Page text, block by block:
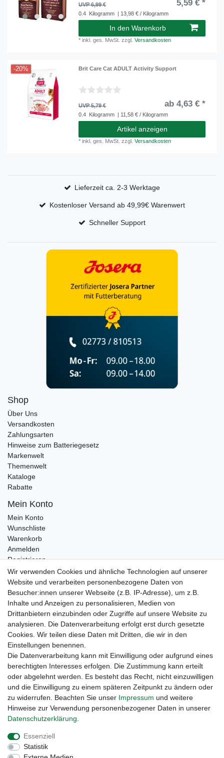
UVP 6,99 € 5,59 € *
0.4 Kilogramm | 13,98 € / Kilogramm
In den Warenkorb
*inkl. ges. MwSt. zzgl.Versandkosten
-20% Brit Care Cat ADULT Activity Support
UVP 5,79 € ab 4,63 € *
0.4 Kilogramm | 11,58 € / Kilogramm
Artikel anzeigen
*inkl. ges. MwSt. zzgl.Versandkosten
Lieferzeit ca. 2-3 Werktage
Kostenloser Versand ab 49,99€ Warenwert
Schneller Support
Shop
Über Uns
Versandkosten
Zahlungsarten
Hinweise zum Batteriegesetz
Markenwelt
Themenwelt
Kataloge
Rabatte
Mein Konto
Mein Konto
Wunschliste
Warenkorb
Anmelden
Registrieren
Kontakt
Newsletter Anmeldung
Newsletter Abmeldung
Widerrufs­recht
Daten­schutz­erklärung
Wir verwenden Cookies und ähnliche Technologien auf unserer
Website und verarbeiten personenbezogene Daten von
Besucher:innen unserer Webseite (z.B. IP-Adresse), um z.B.
Inhalte und Anzeigen zu personalisieren, Medien von
Drittanbietern einzubinden oder Zugriffe auf unsere Website zu
analysieren. Die Datenverarbeitung erfolgt erst durch gesetzte
Cookies. Wir teilen diese Daten mit Dritten, die wir in den
Einstellungen benennen.
Die Datenverarbeitung kann mit Einwilligung oder aufgrund eines
berechtigten Interesses erfolgen. Die Zustimmung kann erteilt
oder abgelehnt werden. Es besteht das Recht, nicht einzuwilligen
und die Einwilligung zu einem späteren Zeitpunkt zu ändern oder
zu widerrufen. Beachten Sie unser Impressum und weitere
Hinweise zur Verwendung personenbezogener Daten in unserer
Daten­schutz­erklärung
Essenziell
Statistik